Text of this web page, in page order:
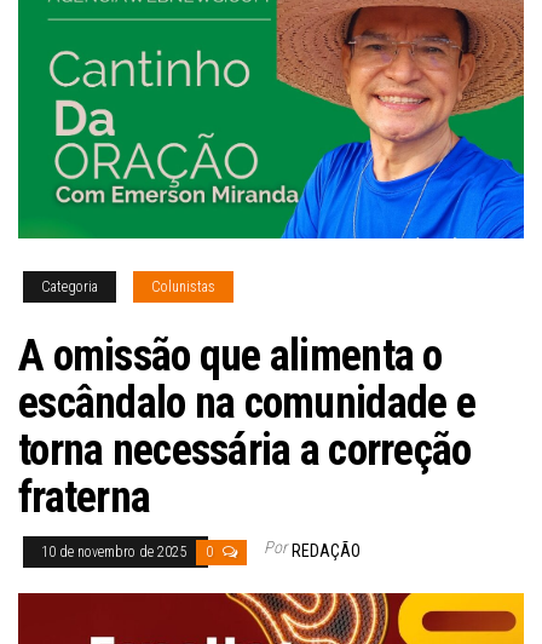
Categoria Colunistas
A omissão que alimenta o
escândalo na comunidade e
torna necessária a correção
fraterna
10 de novembro de 2025 0 Por REDAÇÃO